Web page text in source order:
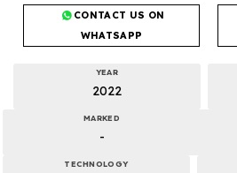
CONTACT US ON
WHATSAPP
YEAR
2022
MARKED
-
TECHNOLOGY